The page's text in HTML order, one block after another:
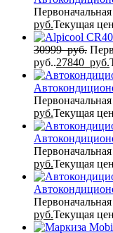
руб.Текущая
30999руб.
руб..27840 руб.
руб.Текущая
руб.Текущая
руб.Текущая